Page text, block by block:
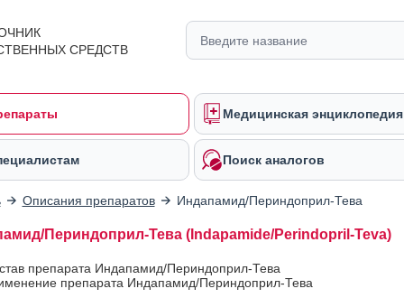
СРЕДСТВ
Медицинская энциклопедия
Поиск аналогов
Описания препаратов Индапамид/Периндоприл-Тева
Периндоприл-Тева (Indapamide/Perindopril-Teva)
препарата Индапамид/Периндоприл-Тева
препарата Индапамид/Периндоприл-Тева